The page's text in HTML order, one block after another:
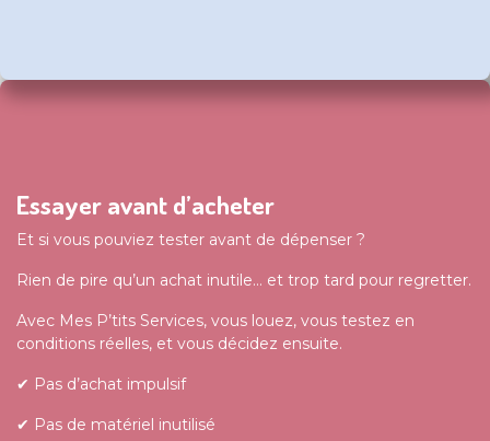
Essayer avant d’acheter
Et si vous pouviez tester avant de dépenser ?
Rien de pire qu’un achat inutile… et trop tard pour regretter.
Avec Mes P’tits Services, vous louez, vous testez en
conditions réelles, et vous décidez ensuite.
✔ Pas d’achat impulsif
✔ Pas de matériel inutilisé